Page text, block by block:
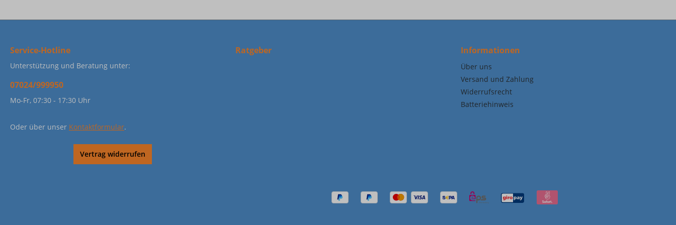
Service-Hotline
Unterstützung und Beratung unter:
07024/999950
Mo-Fr, 07:30 - 17:30 Uhr
Oder über unser Kontaktformular.
Vertrag widerrufen
Ratgeber Informationen
Über uns
Versand und Zahlung
Widerrufsrecht
Batteriehinweis